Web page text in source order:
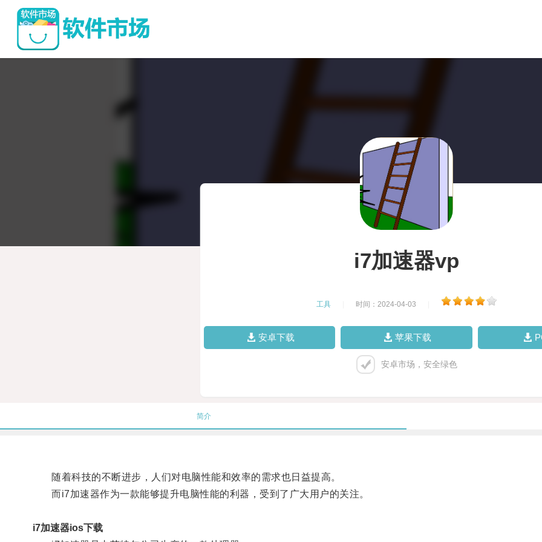
i7加速器vp
工具 时间：2024-04-03
安卓下载 苹果下载
安卓市场，安全绿色
简介
随着科技的不断进步，人们对电脑性能和效率的需求也日益提高。
而i7加速器作为一款能够提升电脑性能的利器，受到了广大用户的关注。
i7加速器ios下载